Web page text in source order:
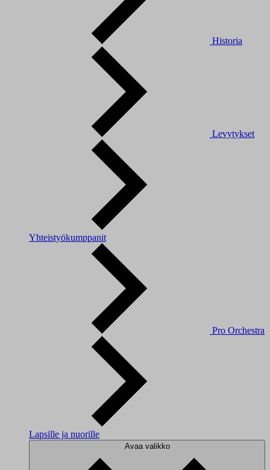
Historia
Levytykset
Yhteistyökumppanit
Pro Orchestra
Lapsille ja nuorille
Avaa valikko